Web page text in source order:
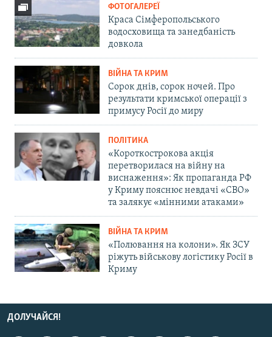
ФОТОГАЛЕРЕЇ
Краса Сімферопольського
водосховища та занедбаність
довкола
ВІЙНА ТА КРИМ
Сорок днів, сорок ночей. Про
результати кримської операції з
примусу Росії до миру
ПОЛІТИКА
«Короткострокова акція
перетворилася на війну на
виснаження»: Як пропаганда РФ
у Криму пояснює невдачі «СВО»
та залякує «мінними атаками»
ВІЙНА ТА КРИМ
«Полювання на колони». Як ЗСУ
ріжуть військову логістику Росії в
Криму
ДОЛУЧАЙСЯ!